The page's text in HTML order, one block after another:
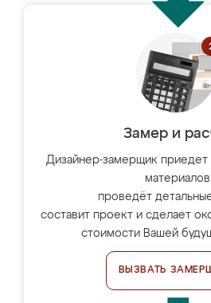
Замер и
Дизайнер-замерщик приедет
проведёт
составит проект и сделает
стоимости Вашей
ВЫЗВАТЬ